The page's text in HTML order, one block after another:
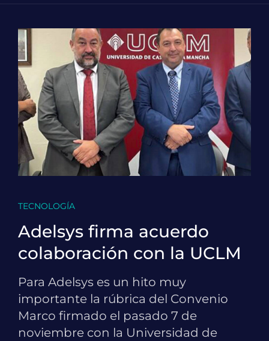
TECNOLOGÍA
Adelsys firma acuerdo
colaboración con la UCLM
Para Adelsys es un hito muy
importante la rúbrica del Convenio
Marco firmado el pasado 7 de
noviembre con la Universidad de